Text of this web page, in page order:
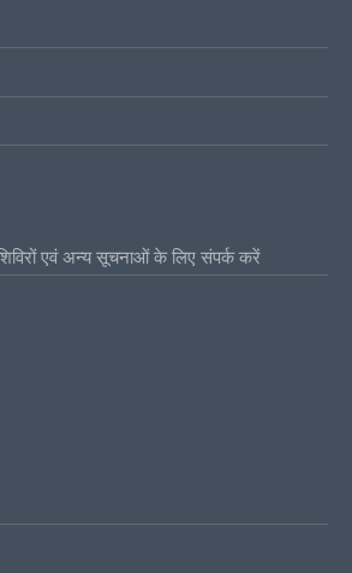
एवं अन्य सूचनाओं के लिए संपर्क करें